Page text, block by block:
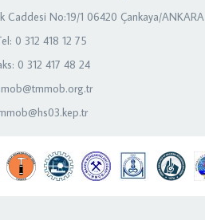
Caddesi No:19/1 06420 Çankaya/ANKARA
0 312 418 12 75
0 312 417 48 24